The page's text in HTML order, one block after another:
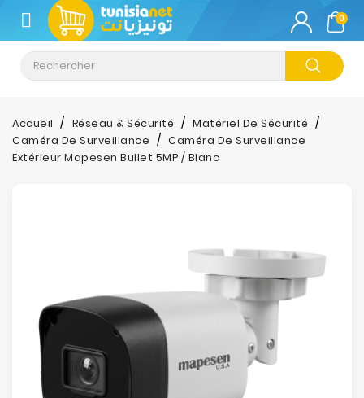
CATÉGORIE
Climatisation
Informatique
Téléphonie
TV-
Son-
Photos
Electroménager
0
Accueil Réseau & Sécurité
Matériel De Sécurité
Caméra De Surveillance
Caméra De Surveillance
Extérieur Mapesen Bullet 5MP / Blanc